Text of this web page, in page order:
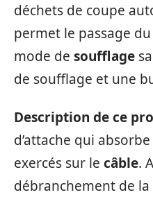
déchets de coupe
permet le passage
mode de soufflage
de soufflage et une
Description de ce
d’attache qui
exercés sur le câble.
débranchement de la